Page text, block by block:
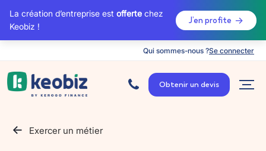
La création d’entreprise est offerte chez
Keobiz !
J’en profite
Qui sommes-nous ?Se connecter
c
c
u
l
Obtenir un devis
Exercer un métier